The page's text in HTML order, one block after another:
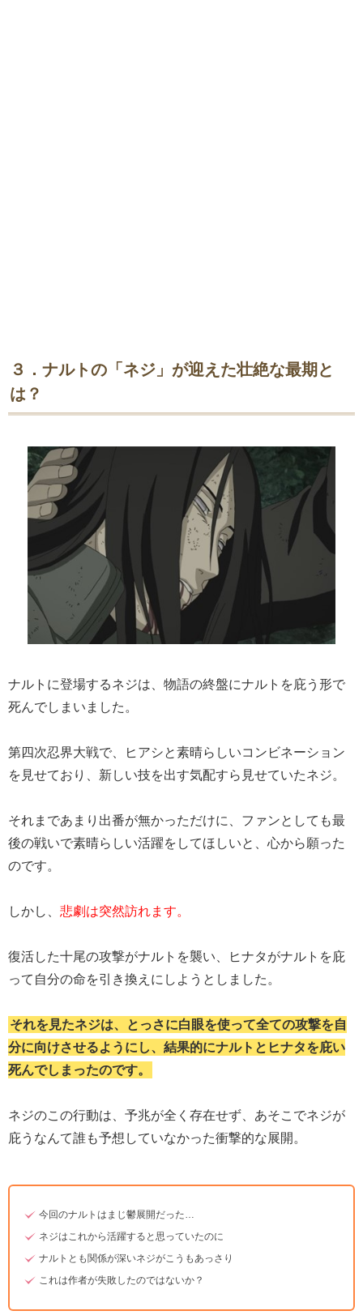
３．ナルトの「ネジ」が迎えた壮絶な最期と
は？
ナルトに登場するネジは、物語の終盤にナルトを庇う形で
死んでしまいました。
第四次忍界大戦で、ヒアシと素晴らしいコンビネーション
を見せており、新しい技を出す気配すら見せていたネジ。
それまであまり出番が無かっただけに、ファンとしても最
後の戦いで素晴らしい活躍をしてほしいと、心から願った
のです。
しかし、 悲劇は突然訪れます。
復活した十尾の攻撃がナルトを襲い、ヒナタがナルトを庇
って自分の命を引き換えにしようとしました。
それを見たネジは、とっさに白眼を使って全ての攻撃を自
分に向けさせるようにし、結果的にナルトとヒナタを庇い
死んでしまったのです。
ネジのこの行動は、予兆が全く存在せず、あそこでネジが
庇うなんて誰も予想していなかった衝撃的な展開。
今回のナルトはまじ鬱展開だった…
ネジはこれから活躍すると思っていたのに
ナルトとも関係が深いネジがこうもあっさり
これは作者が失敗したのではないか？